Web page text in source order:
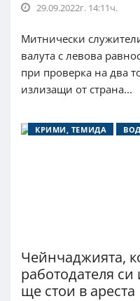
29.09.2022г. 14:11ч.
Митнически
валута с левова
при проверка на два
излизащи от страна...
КРИМИ, ТЕМИДА
Чейнчаджията,
работодателя
ще стои в ареста